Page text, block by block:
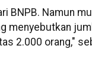
BNPB. Namun
menyebutkan
2.000 orang,"